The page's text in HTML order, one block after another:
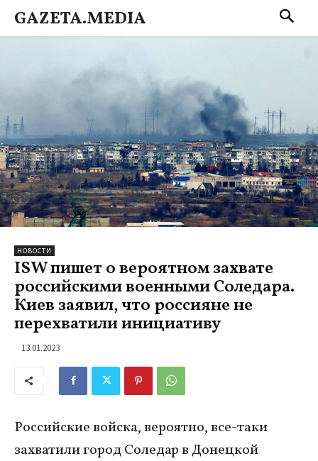
GAZETA.MEDIA
НОВОСТИ
ISW пишет о вероятном захвате
российскими военными Соледара.
Киев заявил, что россияне не
перехватили инициативу
13.01.2023
Российские войска, вероятно, все-таки
захватили город Соледар в Донецкой